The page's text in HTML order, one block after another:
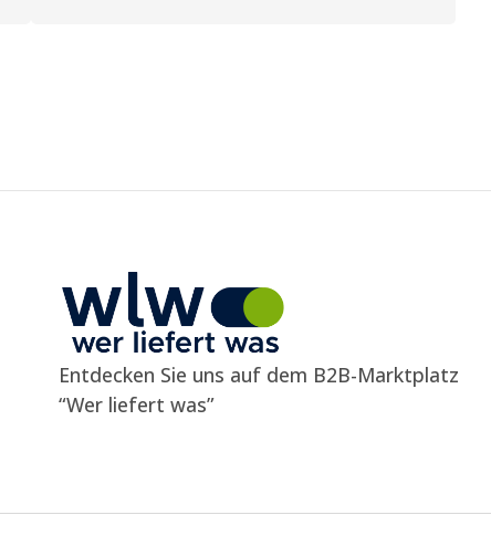
Entdecken Sie uns auf dem B2B-Marktplatz
“Wer liefert was”